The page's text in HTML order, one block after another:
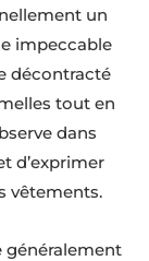
un
impeccable
décontracté
tout en
dans
d’exprimer
vêtements.
généralement